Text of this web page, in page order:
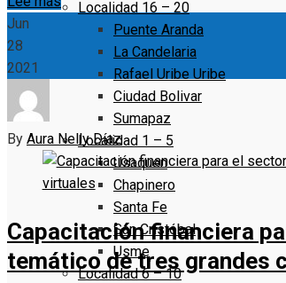
Localidad 16 – 20
Puente Aranda
La Candelaria
Rafael Uribe Uribe
Ciudad Bolivar
Sumapaz
Localidad 1 – 5
Usaquen
Chapinero
Santa Fe
San Cristóbal
Usme
Localidad 6 – 10
Jun
28
2021
By Aura Nelly Díaz
Capacitación financiera
temático de tres grandes